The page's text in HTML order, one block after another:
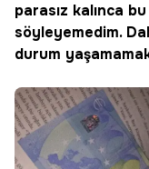
parasız kalınca
söyleyemedim.
durum